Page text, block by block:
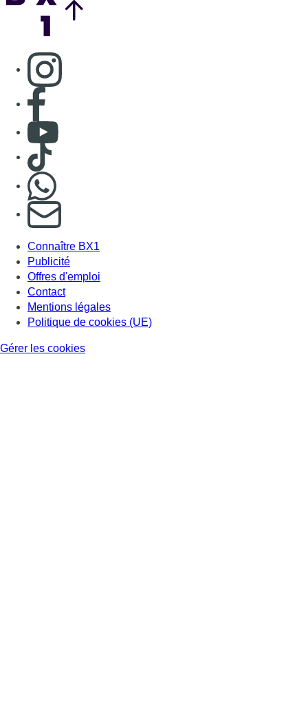
Consulter page Instagram
Consulter page Facebook
Consulter Youtube
Consulter TikTok
S'abonner à notre newsletter
Connaître BX1
Publicité
Offres d'emploi
Contact
Mentions légales
Politique de cookies (UE)
Gérer les cookies